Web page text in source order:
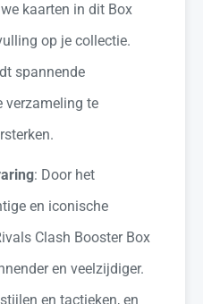
kaarten in dit Box
op je collectie.
spannende
verzameling te
: Door het
en iconische
Clash Booster Box
en veelzijdiger.
en tactieken, en